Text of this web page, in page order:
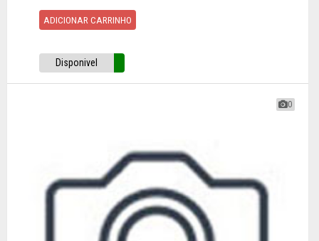
ADICIONAR CARRINHO
Disponivel
0